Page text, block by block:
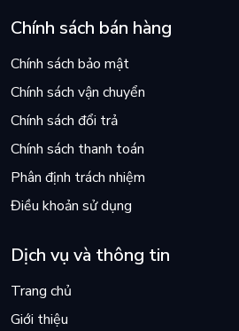
Chính sách bán hàng
Chính sách bảo mật
Chính sách vận chuyển
Chính sách đổi trả
Chính sách thanh toán
Phân định trách nhiệm
Điều khoản sử dụng
Dịch vụ và thông tin
Trang chủ
Giới thiệu